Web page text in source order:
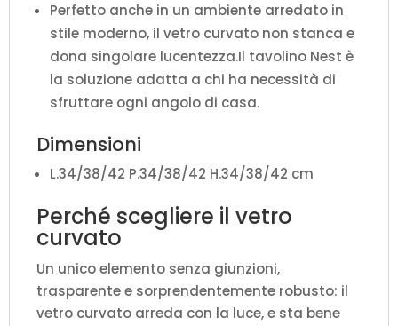
Perfetto anche in un ambiente arredato in
stile moderno, il vetro curvato non stanca e
dona singolare lucentezza.Il tavolino Nest è
la soluzione adatta a chi ha necessità di
sfruttare ogni angolo di casa.
Dimensioni
L.34/38/42 P.34/38/42 H.34/38/42 cm
Perché scegliere il vetro
curvato
Un unico elemento senza giunzioni,
trasparente e sorprendentemente robusto: il
vetro curvato arreda con la luce, e sta bene